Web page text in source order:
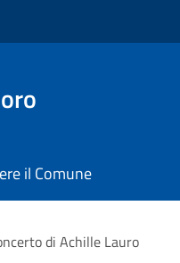
il Comune
di Achille Lauro